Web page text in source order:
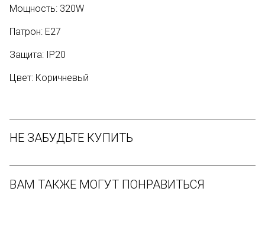
Мощность: 320W
Патрон: Е27
Защита: IP20
Цвет: Коричневый
НЕ ЗАБУДЬТЕ КУПИТЬ
ВАМ ТАКЖЕ МОГУТ ПОНРАВИТЬСЯ